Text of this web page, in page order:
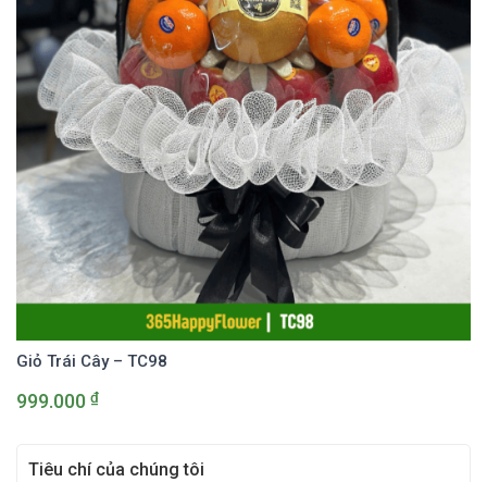
Giỏ Trái Cây – TC98
999.000 ₫
Tiêu chí của chúng tôi